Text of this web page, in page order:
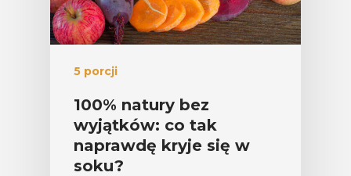
5 porcji
100% natury bez
wyjątków: co tak
naprawdę kryje się w
soku?